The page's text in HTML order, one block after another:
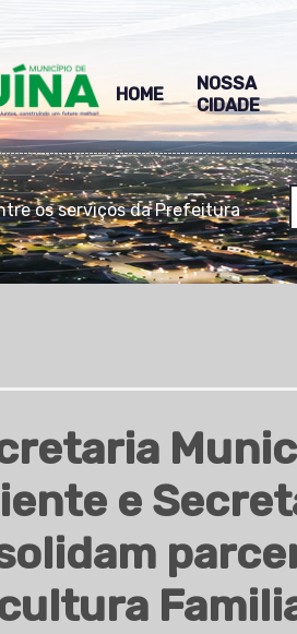
HOME
NOSSA
CIDADE
os serviços da Prefeitura
e